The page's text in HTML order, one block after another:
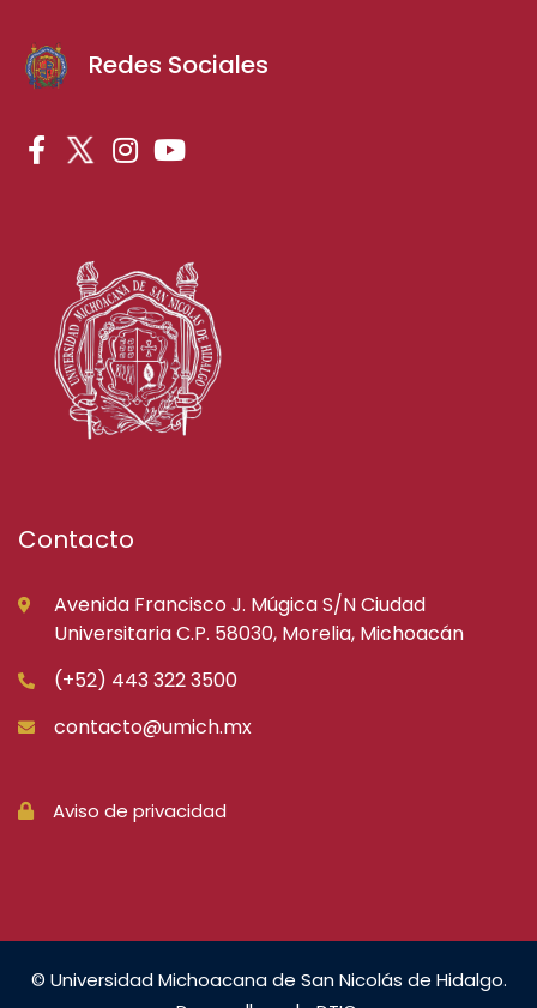
Redes Sociales
Contacto
Avenida Francisco J. Múgica S/N Ciudad
Universitaria C.P. 58030, Morelia, Michoacán
(+52) 443 322 3500
contacto@umich.mx
Aviso de privacidad
© Universidad Michoacana de San Nicolás de Hidalgo.